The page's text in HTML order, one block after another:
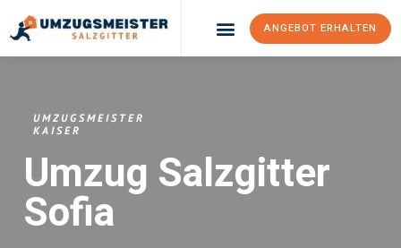
ANGEBOT ERHALTEN
UMZUGSMEISTER
KAISER
Umzug Salzgitter
Sofia